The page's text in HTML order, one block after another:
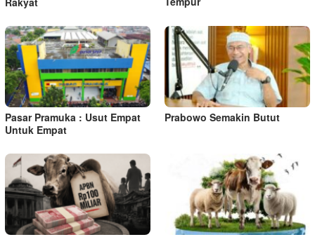
Pasar Pramuka : Usut Empat
Untuk Empat
Prabowo Semakin Butut